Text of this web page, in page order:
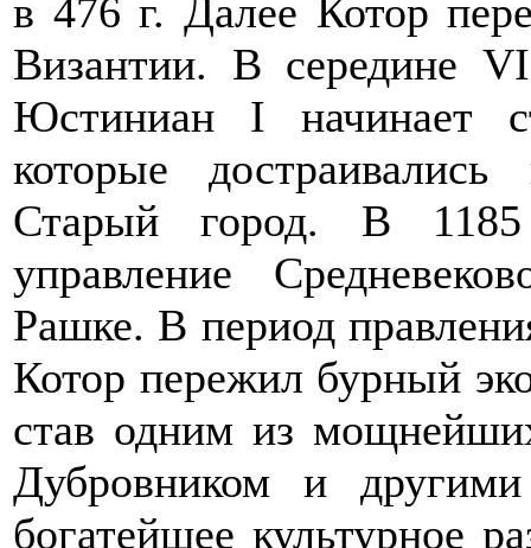
в 476 г. Далее Котор
Византии. В середине
Юстиниан I начинает
которые
Старый город. В
управление
Рашке. В период
Котор пережил бурный
став одним из
Дубровником и
богатейшее культурное